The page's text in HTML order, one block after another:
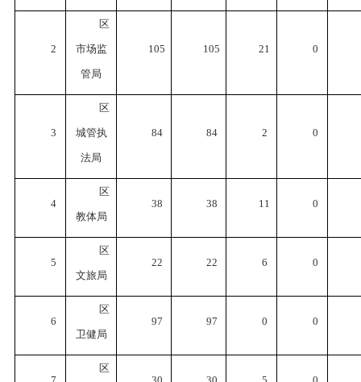
2
区
市场监
管局
105 105 21 0
3
区
城管执
法局
84 84 2 0
4
区
教体局
38 38 11 0
5
区
文旅局
22 22 6 0
6
区
卫健局
97 97 0 0
区